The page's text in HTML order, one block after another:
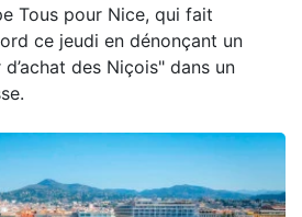
Tous pour Nice, qui fait
ce jeudi en dénonçant un
des Niçois" dans un